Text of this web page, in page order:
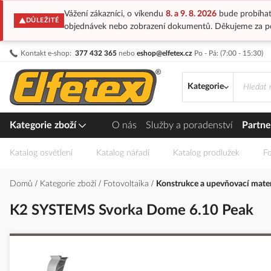
DŮLEŽITÉ
Vážení zákazníci, o víkendu 8. a 9. 8. 2026bude probíhat
objednávek nebo zobrazení dokumentů. Děkujeme za
Kontakt e-shop: 377 432 365 nebo eshop@elfetex.cz Po - Pá: (7:00 - 15:30)
Přejít
obsah
Kategorie
Kategorie zboží O nás Služby a poradenství
Katalog osvětlení Katalog nářadí Katalog prodlužek
Domů Kategorie zboží Fotovoltaika Konstrukce a upevňovací
K2 SYSTEMS Svorka Dome 6.10 Peak
Přeskočit